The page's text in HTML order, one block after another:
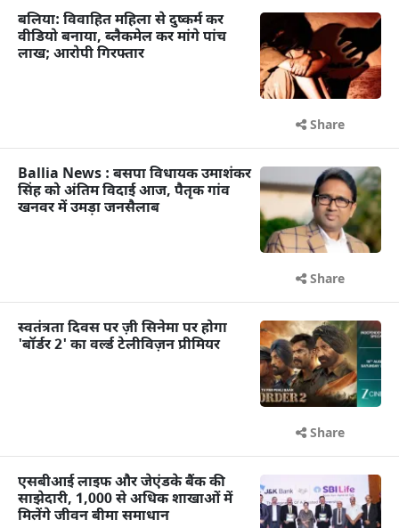
बलिया: विवाहित महिला से दुष्कर्म कर
वीडियो बनाया, ब्लैकमेल कर मांगे पांच
लाख; आरोपी गिरफ्तार
Share
Ballia News : बसपा विधायक उमाशंकर
सिंह को अंतिम विदाई आज, पैतृक गांव
खनवर में उमड़ा जनसैलाब
Share
स्वतंत्रता दिवस पर ज़ी सिनेमा पर होगा
'बॉर्डर 2' का वर्ल्ड टेलीविज़न प्रीमियर
Share
एसबीआई लाइफ और जेएंडके बैंक की
साझेदारी, 1,000 से अधिक शाखाओं में
मिलेंगे जीवन बीमा समाधान